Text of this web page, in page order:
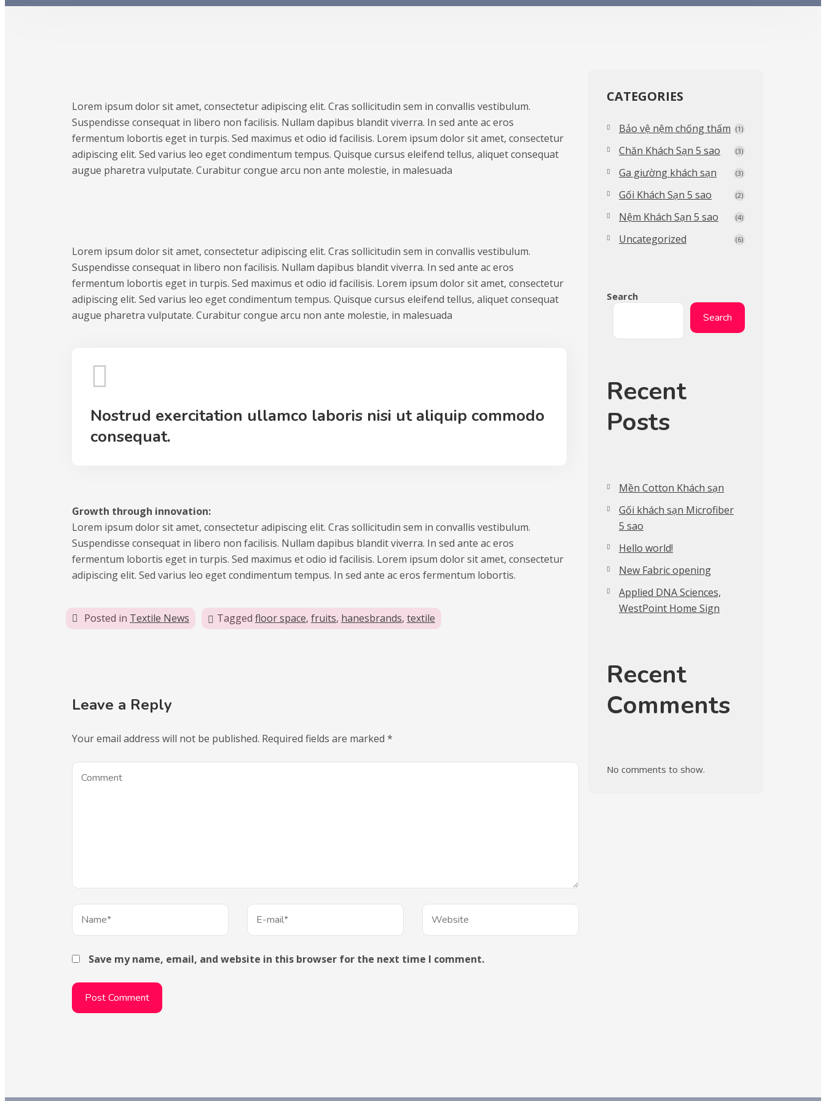
Lorem ipsum dolor sit amet, consectetur adipiscing elit. Cras sollicitudin sem in convallis vestibulum.
Suspendisse consequat in libero non facilisis. Nullam dapibus blandit viverra. In sed ante ac eros
fermentum lobortis eget in turpis. Sed maximus et odio id facilisis. Lorem ipsum dolor sit amet, consectetur
adipiscing elit. Sed varius leo eget condimentum tempus. Quisque cursus eleifend tellus, aliquet consequat
augue pharetra vulputate. Curabitur congue arcu non ante molestie, in malesuada
Lorem ipsum dolor sit amet, consectetur adipiscing elit. Cras sollicitudin sem in convallis vestibulum.
Suspendisse consequat in libero non facilisis. Nullam dapibus blandit viverra. In sed ante ac eros
fermentum lobortis eget in turpis. Sed maximus et odio id facilisis. Lorem ipsum dolor sit amet, consectetur
adipiscing elit. Sed varius leo eget condimentum tempus. Quisque cursus eleifend tellus, aliquet consequat
augue pharetra vulputate. Curabitur congue arcu non ante molestie, in malesuada
Nostrud exercitation ullamco laboris nisi ut aliquip commodo
consequat.
Growth through innovation:
Lorem ipsum dolor sit amet, consectetur adipiscing elit. Cras sollicitudin sem in convallis vestibulum.
Suspendisse consequat in libero non facilisis. Nullam dapibus blandit viverra. In sed ante ac eros
fermentum lobortis eget in turpis. Sed maximus et odio id facilisis. Lorem ipsum dolor sit amet, consectetur
adipiscing elit. Sed varius leo eget condimentum tempus. In sed ante ac eros fermentum lobortis.
Posted in Textile News Tagged floor space, fruits, hanesbrands, textile
Leave a Reply
Your email address will not be published. Required fields are marked *
Save my name, email, and website in this browser for the next time I comment.
CATEGORIES
Bảo vệ nệm chống thấm (1)
Chăn Khách Sạn 5 sao (3)
Ga giường khách sạn (3)
Gối Khách Sạn 5 sao (2)
Nệm Khách Sạn 5 sao (4)
Uncategorized (6)
Search
Search
Recent
Posts
Mền Cotton Khách sạn
Gối khách sạn Microfiber
5 sao
Hello world!
New Fabric opening
Applied DNA Sciences,
WestPoint Home Sign
Recent
Comments
No comments to show.